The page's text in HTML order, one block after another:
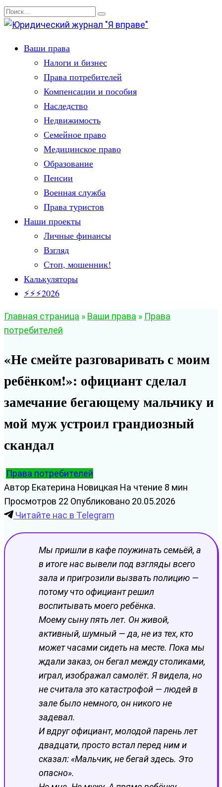
Перейти
к
Search
for:
Ваши права
Налоги и бизнес
Права потребителей
Компенсации и пособия
Наследство
Недвижимость
Семейное право
Медицинское право
Образование
Пенсии
Военная служба
Права туристов
Наши проекты
Личные финансы
Взгляд
Стоп, мошенник!
Калькуляторы
⚡⚡⚡2026
Главная страница » Ваши права » Права
потребителей
«Не смейте разговаривать с моим
ребёнком!»: официант сделал
замечание бегающему мальчику и
мой муж устроил грандиозный
скандал
Права потребителей
Автор Екатерина Новицкая На чтение 8 мин
Просмотров 22 Опубликовано 20.05.2026
Читайте нас в Telegram
Мы пришли в кафе поужинать семьёй, а
в итоге нас вывели под взгляды всего
зала и пригрозили вызвать полицию —
потому что официант решил
воспитывать моего ребёнка.
Моему сыну пять лет. Он живой,
активный, шумный — да, не из тех, кто
может часами сидеть на месте. Пока мы
ждали заказ, он бегал между столиками,
играл, изображал самолёт. Я видела, но
не считала это катастрофой — людей в
зале было немного, он никого не
задевал.
И вдруг официант, молодой парень лет
двадцати, просто встал перед ним и
сказал: «Мальчик, не бегай здесь. Это
опасно».